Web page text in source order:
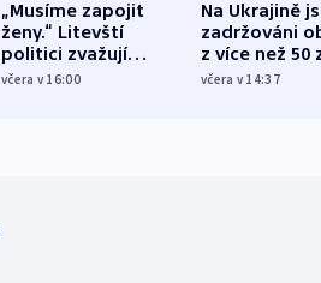
„Musíme zapojit
ženy.“ Litevští
politici zvažují
dohodu o
včera v 16:00
Na Ukrajině
zadržováni
z více než 50
Bojovali na
včera v 14:37